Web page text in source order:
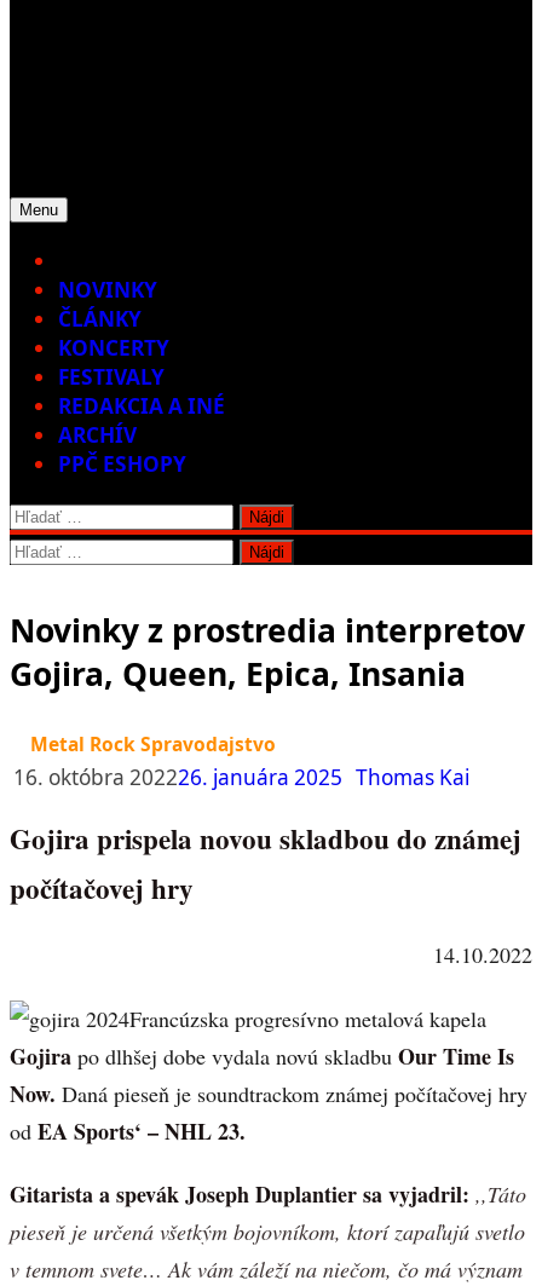
Menu
NOVINKY
ČLÁNKY
KONCERTY
FESTIVALY
REDAKCIA A INÉ
ARCHÍV
PPČ ESHOPY
Hľadať:
Hľadať:
Novinky z prostredia interpretov
Gojira, Queen, Epica, Insania
Metal Rock Spravodajstvo
16. októbra 202226. januára 2025 Thomas Kai
Gojira prispela novou skladbou do známej
počítačovej hry
14.10.2022
Francúzska progresívno metalová kapela
Gojira po dlhšej dobe vydala novú skladbu Our Time Is
Now. Daná pieseň je soundtrackom známej počítačovej hry
od EA Sports‘ – NHL 23.
Gitarista a spevák Joseph Duplantier sa vyjadril: ,,Táto
pieseň je určená všetkým bojovníkom, ktorí zapaľujú svetlo
v temnom svete…Ak vám záleží na niečom, čo má význam